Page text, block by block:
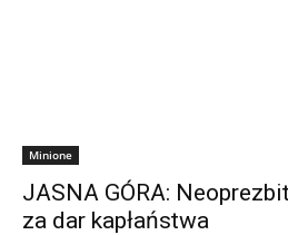
Minione
JASNA GÓRA:
za dar kapłaństwa